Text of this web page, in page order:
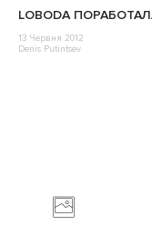
LOBODA
13 Червня 2012
Denis Putintsev